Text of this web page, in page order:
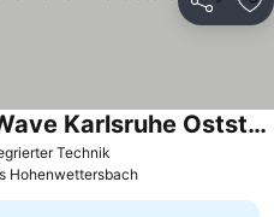
Teilen
Technik
Holiday Inn - The Niu, Wave Karlsruhe Oststadt By Ihg
Hohenwettersbach